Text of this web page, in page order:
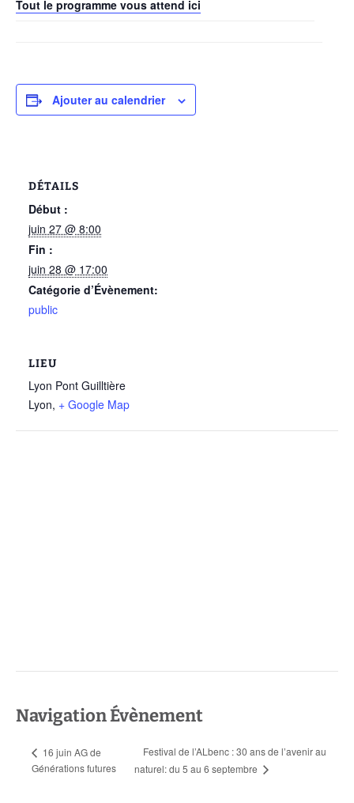
Tout le programme vous attend ici
Ajouter au calendrier
DÉTAILS
Début :
juin 27 @ 8:00
Fin :
juin 28 @ 17:00
Catégorie d’Évènement:
public
LIEU
Lyon Pont Guilltière
Lyon, + Google Map
Navigation Évènement
16 juin AG de
Générations futures
Festival de l’ALbenc : 30 ans de l’avenir au
naturel: du 5 au 6 septembre